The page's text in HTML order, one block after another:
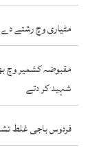
مٹیاری وچ رشتے دے تنازع
شہید کر دتے
فردوس باجی غلط